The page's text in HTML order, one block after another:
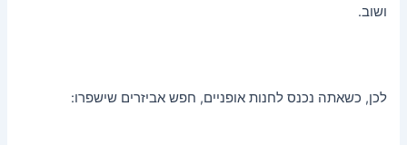
ושוב.
לכן, כשאתה נכנס לחנות אופניים, חפש אביזרים שישפרו: